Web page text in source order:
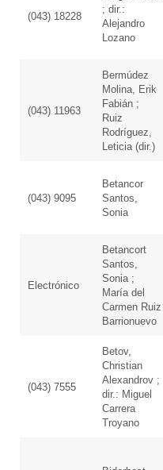
(043) 18228
; dir.:
Alejandro
Lozano
(043) 11963
Bermúdez
Molina, Erik
Fabián ;
Ruiz
Rodríguez,
Leticia (dir.)
(043) 9095
Betancor
Santos,
Sonia
Electrónico
Betancort
Santos,
Sonia ;
María del
Carmen Ruiz
Barrionuevo
(043) 7555
Betov,
Christian
Alexandrov ;
dir.: Miguel
Carrera
Troyano